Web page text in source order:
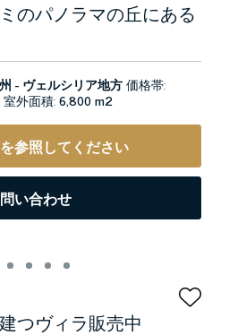
のパノラマの丘にある
- ヴェルシリア地方価格帯:
室外面積:6,800 m2
参照してください
い合わせ
つヴィラ販売中